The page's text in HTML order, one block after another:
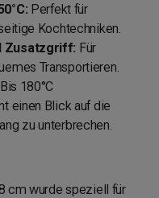
Perfekt für
Kochtechniken.
Zusatzgriff: Für
Transportieren.
Bis 180°C
einen Blick auf die
zu unterbrechen.
cm wurde speziell für